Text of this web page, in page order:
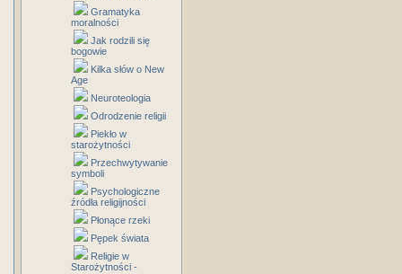
Gramatyka
moralności
Jak rodzili się
bogowie
Kilka słów o New
Age
Neuroteologia
Odrodzenie religii
Piekło w
starożytności
Przechwytywanie
symboli
Psychologiczne
źródła religijności
Płonące rzeki
Pępek świata
Religie w
Starożytności -